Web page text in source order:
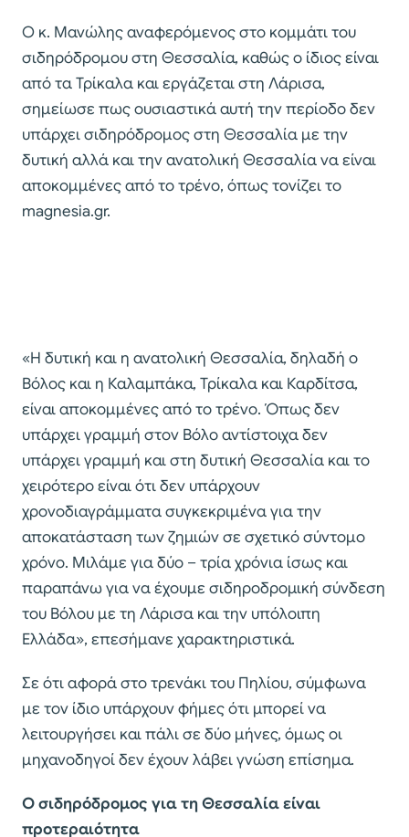
Ο κ. Μανώλης αναφερόμενος στο κομμάτι του
σιδηρόδρομου στη Θεσσαλία, καθώς ο ίδιος είναι
από τα Τρίκαλα και εργάζεται στη Λάρισα,
σημείωσε πως ουσιαστικά αυτή την περίοδο δεν
υπάρχει σιδηρόδρομος στη Θεσσαλία με την
δυτική αλλά και την ανατολική Θεσσαλία να είναι
αποκομμένες από το τρένο, όπως τονίζει το
magnesia.gr.
«Η δυτική και η ανατολική Θεσσαλία, δηλαδή ο
Βόλος και η Καλαμπάκα, Τρίκαλα και Καρδίτσα,
είναι αποκομμένες από το τρένο. Όπως δεν
υπάρχει γραμμή στον Βόλο αντίστοιχα δεν
υπάρχει γραμμή και στη δυτική Θεσσαλία και το
χειρότερο είναι ότι δεν υπάρχουν
χρονοδιαγράμματα συγκεκριμένα για την
αποκατάσταση των ζημιών σε σχετικό σύντομο
χρόνο. Μιλάμε για δύο – τρία χρόνια ίσως και
παραπάνω για να έχουμε σιδηροδρομική σύνδεση
του Βόλου με τη Λάρισα και την υπόλοιπη
Ελλάδα», επεσήμανε χαρακτηριστικά.
Σε ότι αφορά στο τρενάκι του Πηλίου, σύμφωνα
με τον ίδιο υπάρχουν φήμες ότι μπορεί να
λειτουργήσει και πάλι σε δύο μήνες, όμως οι
μηχανοδηγοί δεν έχουν λάβει γνώση επίσημα.
Ο σιδηρόδρομος για τη Θεσσαλία είναι
προτεραιότητα